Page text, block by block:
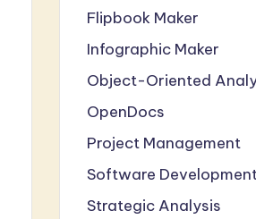
Flipbook Maker
Infographic Maker
Object-Oriented
OpenDocs
Project Management
Software
Strategic Analysis